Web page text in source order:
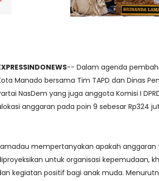
-- Dalam agenda
Manado bersama Tim TAPD dan Dinas
NasDem yang juga anggota Komisi I
anggaran pada poin 9 sebesar Rp324
mempertanyakan apakah
untuk organisasi kepemudaan,
kegiatan positif bagi anak muda.